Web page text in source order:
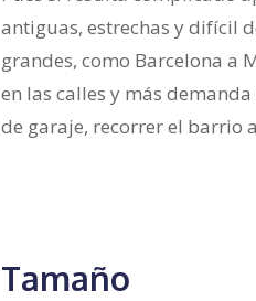
antiguas, estrechas y difícil
grandes, como Barcelona a
en las calles y más
de garaje, recorrer el barrio
Tamaño